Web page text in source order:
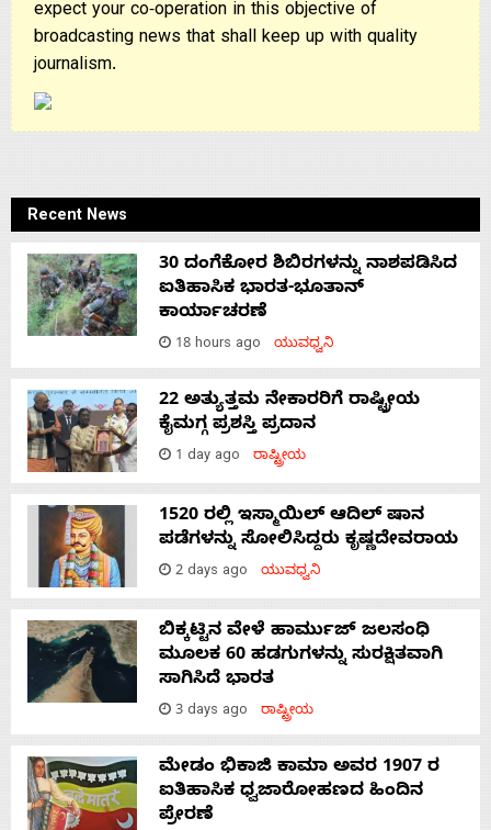
expect your co-operation in this objective of
broadcasting news that shall keep up with quality
journalism.
Recent News
30 ದಂಗೆಕೋರ ಶಿಬಿರಗಳನ್ನು ನಾಶಪಡಿಸಿದ
ಐತಿಹಾಸಿಕ ಭಾರತ-ಭೂತಾನ್
ಕಾರ್ಯಾಚರಣೆ
18 hours ago ಯುವಧ್ವನಿ
22 ಅತ್ಯುತ್ತಮ ನೇಕಾರರಿಗೆ ರಾಷ್ಟ್ರೀಯ
ಕೈಮಗ್ಗ ಪ್ರಶಸ್ತಿ ಪ್ರದಾನ
1 day ago ರಾಷ್ಟ್ರೀಯ
1520 ರಲ್ಲಿ ಇಸ್ಮಾಯಿಲ್ ಆದಿಲ್ ಷಾನ
ಪಡೆಗಳನ್ನು ಸೋಲಿಸಿದ್ದರು ಕೃಷ್ಣದೇವರಾಯ
2 days ago ಯುವಧ್ವನಿ
ಬಿಕ್ಕಟ್ಟಿನ ವೇಳೆ ಹಾರ್ಮುಜ್ ಜಲಸಂಧಿ
ಮೂಲಕ 60 ಹಡಗುಗಳನ್ನು ಸುರಕ್ಷಿತವಾಗಿ
ಸಾಗಿಸಿದೆ ಭಾರತ
3 days ago ರಾಷ್ಟ್ರೀಯ
ಮೇಡಂ ಭಿಕಾಜಿ ಕಾಮಾ ಅವರ 1907 ರ
ಐತಿಹಾಸಿಕ ಧ್ವಜಾರೋಹಣದ ಹಿಂದಿನ
ಪ್ರೇರಣೆ